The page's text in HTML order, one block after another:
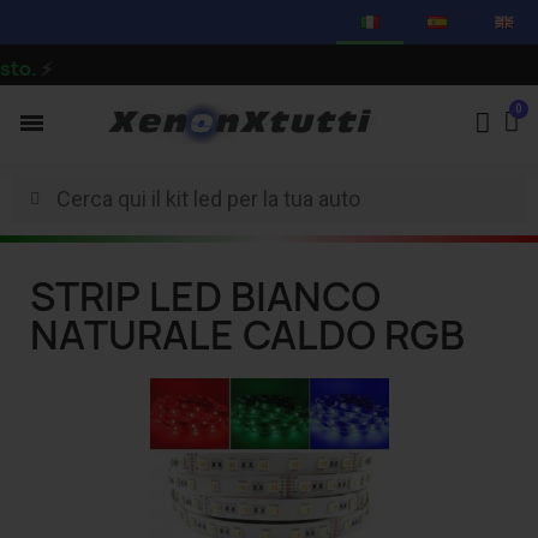
⚡
STRIP LED BIANCO
NATURALE CALDO RGB